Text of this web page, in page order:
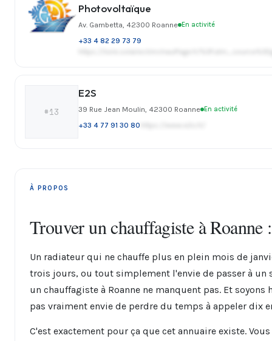
Photovoltaïque
Av. Gambetta, 42300 Roanne En activité
+33 4 82 29 73 79
#13
E2S
39 Rue Jean Moulin, 42300 Roanne En activité
+33 4 77 91 30 80
À PROPOS
Trouver un chauffagiste à
Un radiateur qui ne chauffe plus en plein mois de
trois jours, ou tout simplement l'envie de passer à un
un chauffagiste à Roanne ne manquent pas. Et
pas vraiment envie de perdre du temps à appeler dix
C'est exactement pour ça que cet annuaire existe.